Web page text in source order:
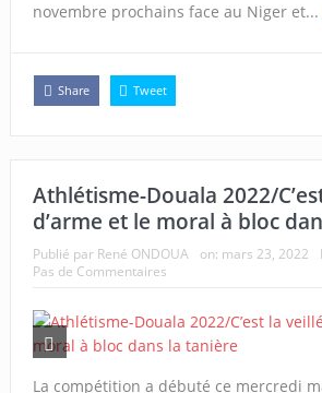
novembre prochains face au Niger et...
Share Tweet
Athlétisme-Douala 2022/
d’arme et le moral à bloc
Publié par René ONDOUA on: mars 23, 2022
Pas de Commentaires
La compétition a débuté ce mercredi